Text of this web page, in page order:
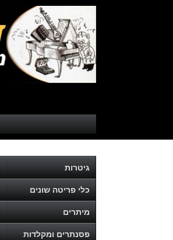
גיטרות
כלי פריטה שונים
מיתרים
פסנתרים ומקלדות